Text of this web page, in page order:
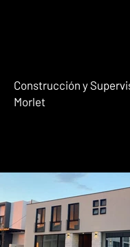
Construcción y
Morlet